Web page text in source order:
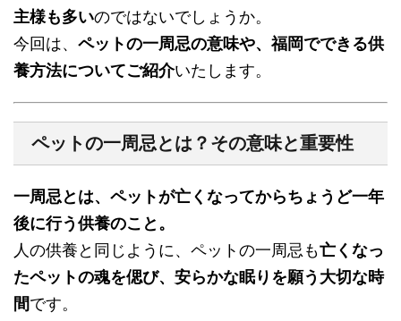
主様も多いのではないでしょうか。
今回は、 ペットの一周忌の意味や、福岡でできる供
養方法についてご紹介いたします。
ペットの一周忌とは？その意味と重要性
一周忌とは、ペットが亡くなってからちょうど一年
後に行う供養のこと。
人の供養と同じように、ペットの一周忌も亡くなっ
たペットの魂を偲び、安らかな眠りを願う大切な時
間です。